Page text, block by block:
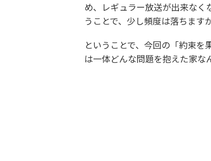
め、レギュラー放送が出来なく
うことで、少し頻度は落ちます
ということで、今回の「約束
は一体どんな問題を抱えた家な